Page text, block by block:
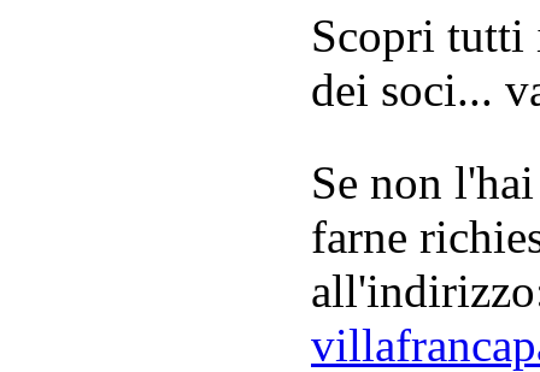
Scopri tutti
dei soci...
Se non
farne